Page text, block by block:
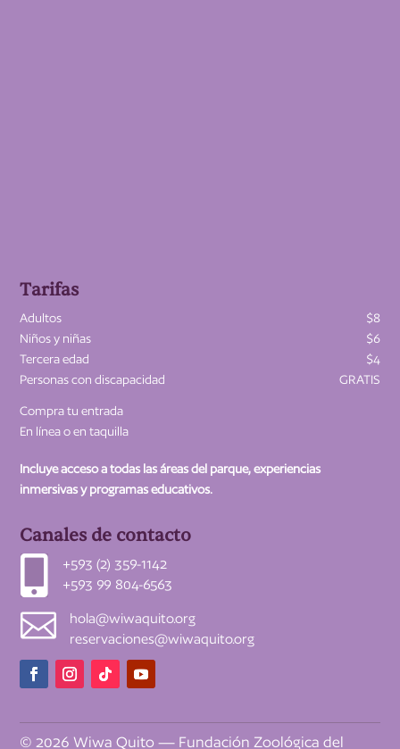
Tarifas
Adultos
$8
Niños y niñas
$6
Tercera edad
$4
Personas con discapacidad
GRATIS
Compra tu entrada
En línea o en taquilla
Incluye acceso a todas las áreas del parque, experiencias
inmersivas y programas educativos.
Canales de contacto

+593 (2) 359-1142
+593 99 804-6563

hola@wiwaquito.org
reservaciones@wiwaquito.org
© 2026 Wiwa Quito — Fundación Zoológica del